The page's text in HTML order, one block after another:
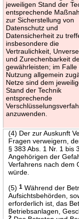
jeweiligen Stand der
entsprechende
zur Sicherstellung von
Datenschutz und
Datensicherheit zu
insbesondere die
Vertraulichkeit,
und Zurechenbarkeit
gewährleisten; im Falle
Nutzung allgemein
Netze sind dem
Stand der Technik
entsprechende
anzuwenden.
(4) Der zur Auskunft
Fragen verweigern,
§ 383 Abs. 1 Nr. 1 bis
Angehörigen der
Verfahrens nach dem
würde.
(5)1 Während der
Aufsichtsbehörden,
erforderlich ist, das
Betriebsanlagen,
2